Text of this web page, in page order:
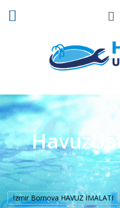
İzmir Bornova HAVUZ İMALATI